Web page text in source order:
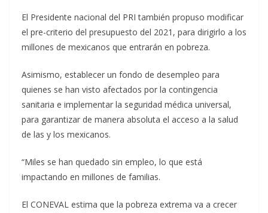
El Presidente nacional del PRI también propuso modificar
el pre-criterio del presupuesto del 2021, para dirigirlo a los
millones de mexicanos que entrarán en pobreza.
Asimismo, establecer un fondo de desempleo para
quienes se han visto afectados por la contingencia
sanitaria e implementar la seguridad médica universal,
para garantizar de manera absoluta el acceso a la salud
de las y los mexicanos.
“Miles se han quedado sin empleo, lo que está
impactando en millones de familias.
El CONEVAL estima que la pobreza extrema va a crecer